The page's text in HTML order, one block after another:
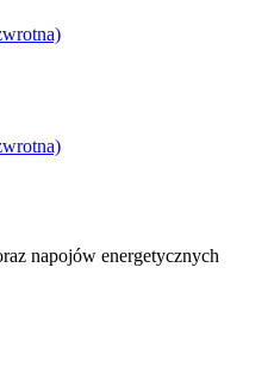
napojów energetycznych